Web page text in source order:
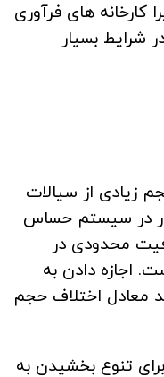
های فرآوری
شرایط بسیار
زیادی از سیالات
در سیستم حساس
محدودی در
اجازه دادن به
معادل اختلاف حجم
تنوع بخشیدن به